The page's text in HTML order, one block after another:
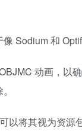
Sodium 和
动画，以
将其视为资源